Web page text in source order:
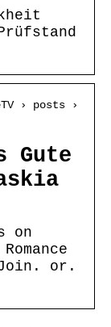
› posts ›
Gute
on
or.